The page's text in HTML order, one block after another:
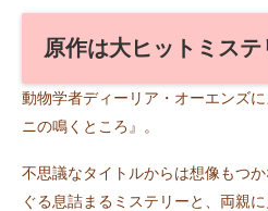
原作は大ヒットミステ
動物学者ディーリア・オーエンズ
ニの鳴くところ』。
不思議なタイトルからは想像もつ
ぐる息詰まるミステリーと、両親